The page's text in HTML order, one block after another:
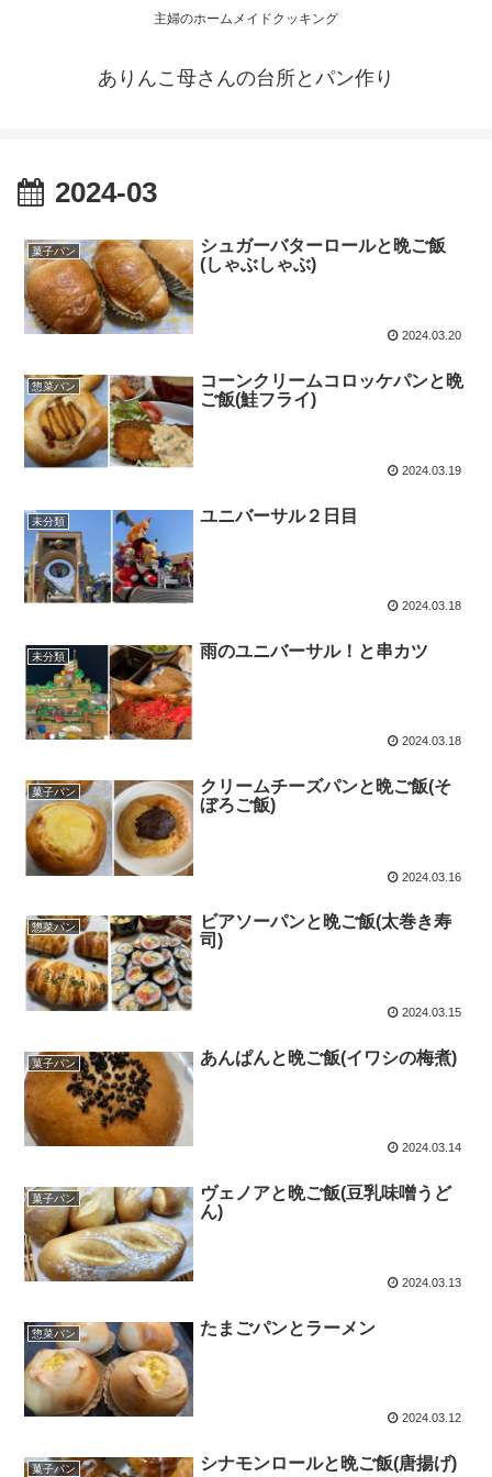
主婦のホームメイドクッキング
ありんこ母さんの台所とパン作り
2024-03
菓子パン
シュガーバターロールと晩ご飯
(しゃぶしゃぶ)
2024.03.20
惣菜パン
コーンクリームコロッケパンと晩
ご飯(鮭フライ)
2024.03.19
未分類 ユニバーサル２日目
2024.03.18
未分類 雨のユニバーサル！と串カツ
2024.03.18
菓子パン
クリームチーズパンと晩ご飯(そ
ぼろご飯)
2024.03.16
惣菜パン
ビアソーパンと晩ご飯(太巻き寿
司)
2024.03.15
菓子パン あんぱんと晩ご飯(イワシの梅煮)
2024.03.14
菓子パン
ヴェノアと晩ご飯(豆乳味噌うど
ん)
2024.03.13
惣菜パン たまごパンとラーメン
2024.03.12
菓子パン シナモンロールと晩ご飯(唐揚げ)